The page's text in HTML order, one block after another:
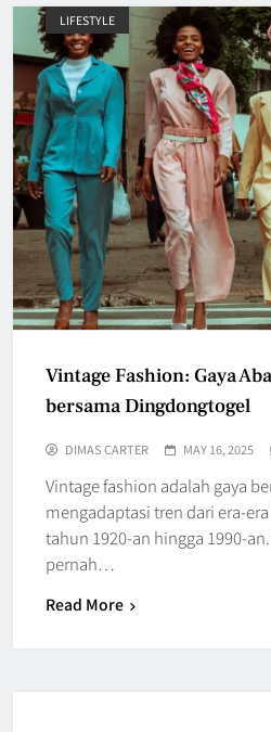
LIFESTYLE
Vintage Fashion: Gaya
bersama Dingdongtogel
DIMAS CARTER MAY 16, 2025
Vintage fashion adalah gaya
mengadaptasi tren dari era-
tahun 1920-an hingga 1990-
pernah…
Read More